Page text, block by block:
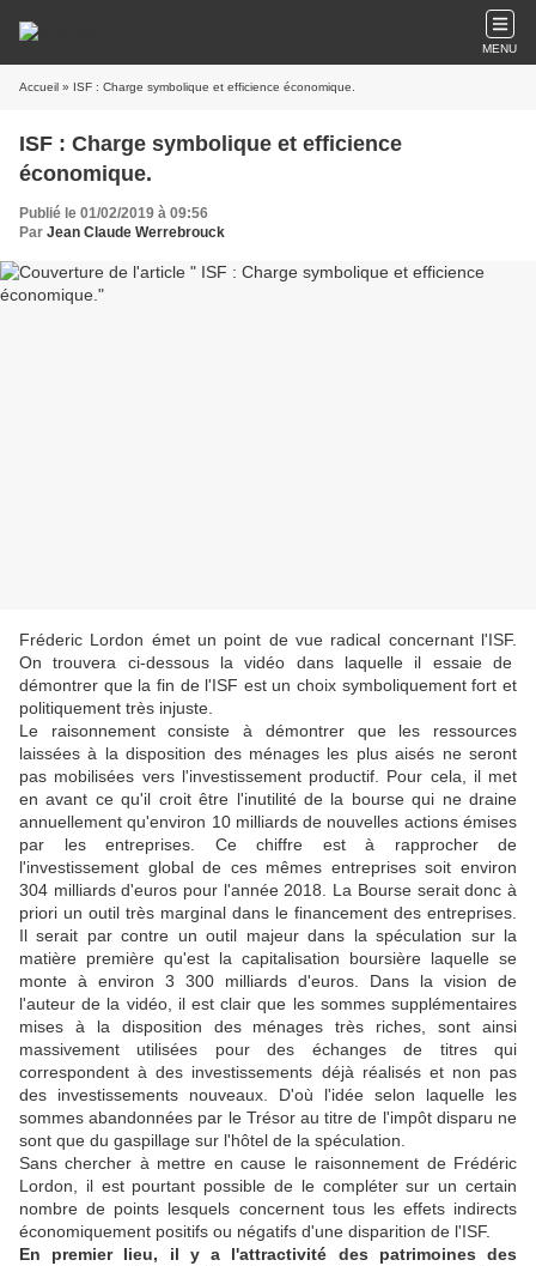
MENU
Accueil » ISF : Charge symbolique et efficience économique.
ISF : Charge symbolique et efficience
économique.
Publié le 01/02/2019 à 09:56
Par Jean Claude Werrebrouck
Fréderic Lordon émet un point de vue radical concernant l'ISF.
On trouvera ci-dessous la vidéo dans laquelle il essaie de
démontrer que la fin de l'ISF est un choix symboliquement fort et
politiquement très injuste.
Le raisonnement consiste à démontrer que les ressources
laissées à la disposition des ménages les plus aisés ne seront
pas mobilisées vers l'investissement productif. Pour cela, il met
en avant ce qu'il croit être l'inutilité de la bourse qui ne draine
annuellement qu'environ 10 milliards de nouvelles actions émises
par les entreprises. Ce chiffre est à rapprocher de
l'investissement global de ces mêmes entreprises soit environ
304 milliards d'euros pour l'année 2018. La Bourse serait donc à
priori un outil très marginal dans le financement des entreprises.
Il serait par contre un outil majeur dans la spéculation sur la
matière première qu'est la capitalisation boursière laquelle se
monte à environ 3 300 milliards d'euros. Dans la vision de
l'auteur de la vidéo, il est clair que les sommes supplémentaires
mises à la disposition des ménages très riches, sont ainsi
massivement utilisées pour des échanges de titres qui
correspondent à des investissements déjà réalisés et non pas
des investissements nouveaux. D'où l'idée selon laquelle les
sommes abandonnées par le Trésor au titre de l'impôt disparu ne
sont que du gaspillage sur l'hôtel de la spéculation.
Sans chercher à mettre en cause le raisonnement de Frédéric
Lordon, il est pourtant possible de le compléter sur un certain
nombre de points lesquels concernent tous les effets indirects
économiquement positifs ou négatifs d'une disparition de l'ISF.
En premier lieu, il y a l'attractivité des patrimoines des